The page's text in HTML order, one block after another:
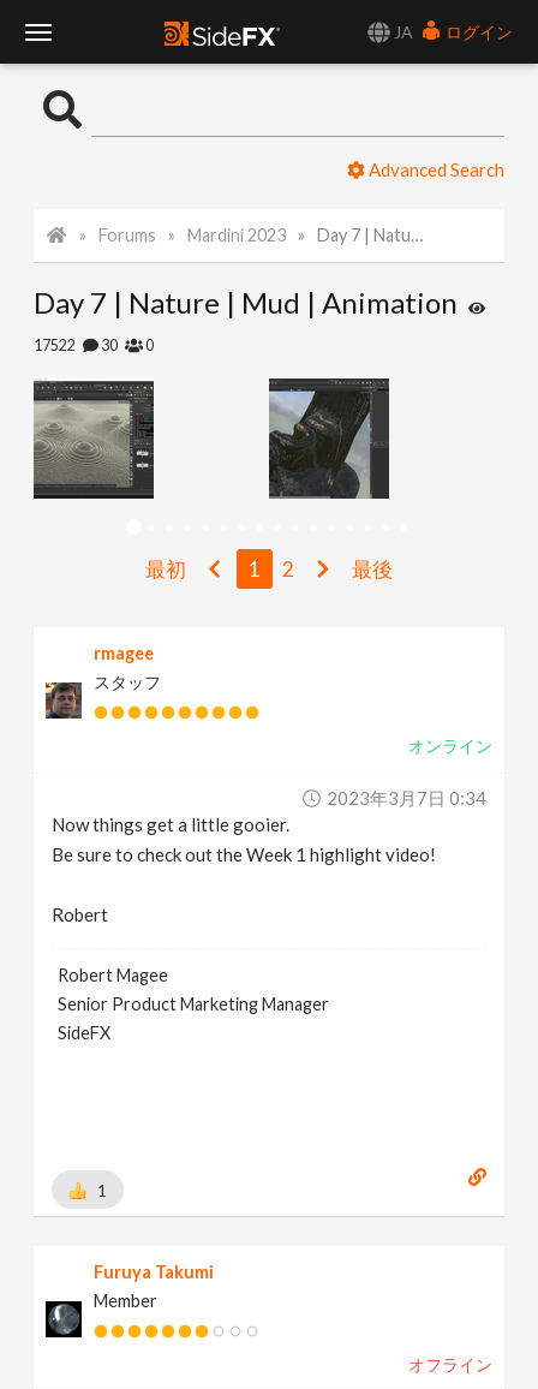
JA
ログイン
o
l
N
a
g
Advanced Search
Forums Mardini 2023 Day 7 | Nature | Mud | Animation
Day 7 | Nature | Mud | Animation
17522 30 0
最初 1 2 最後
rmagee
スタッフ
オンライン
2023年3月7日 0:34
Now things get a little gooier.
Be sure to check out the Week 1 highlight video!
Robert
Robert Magee
Senior Product Marketing Manager
SideFX
1
Furuya Takumi
Member
オフライン